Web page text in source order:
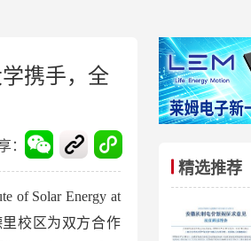
携手，全
：
of Solar Energy at
里校区为双方合作
精选推荐